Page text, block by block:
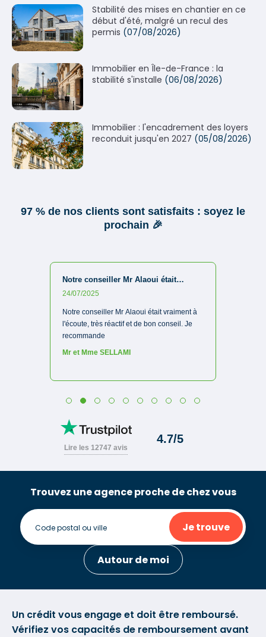
Stabilité des mises en chantier en ce
début d'été, malgré un recul des
permis (07/08/2026)
Immobilier en Île-de-France : la
stabilité s'installe (06/08/2026)
Immobilier : l'encadrement des loyers
reconduit jusqu'en 2027 (05/08/2026)
Trouvez une agence proche de chez vous
Je trouve
Autour de moi
Un crédit vous engage et doit être remboursé.
Vérifiez vos capacités de remboursement avant